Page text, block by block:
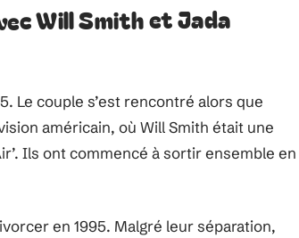
Will Smith et Jada
Le couple s’est rencontré alors que
américain, où Will Smith était une
Ils ont commencé à sortir ensemble en
en 1995. Malgré leur séparation,